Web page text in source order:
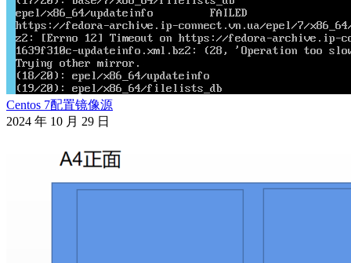
Centos 7配置镜像源
2024 年 10 月 29 日